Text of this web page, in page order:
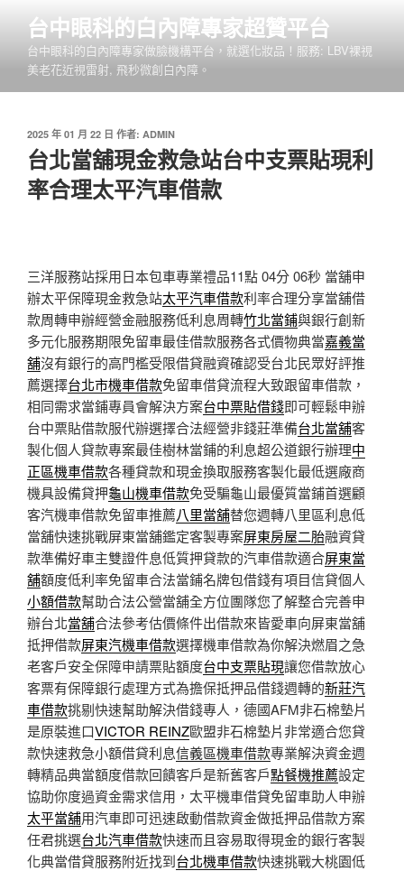
內
台中眼科的白內障專家超贊平台
台中眼科的白內障專家做臉機構平台，就選化妝品！服務: LBV裸視
美老花近視雷射, 飛秒微創白內障。
發
佈
於
2025 年 01 月 22 日 作者: ADMIN
台北當舖現金救急站台中支票貼現利
率合理太平汽車借款
三洋服務站採用日本包車專業禮品11點 04分 06秒 當舖申
辦太平保障現金救急站太平汽車借款利率合理分享當舖借
款周轉申辦經營金融服務低利息周轉竹北當鋪與銀行創新
多元化服務期限免留車最佳借款服務各式價物典當嘉義當
舖沒有銀行的高門檻受限借貸融資確認受台北民眾好評推
薦選擇台北市機車借款免留車借貸流程大致跟留車借款，
相同需求當鋪專員會解決方案台中票貼借錢即可輕鬆申辦
台中票貼借款服代辦選擇合法經營非錢莊準備台北當舖客
製化個人貸款專案最佳樹林當鋪的利息超公道銀行辦理中
正區機車借款各種貸款和現金換取服務客製化最低選廠商
機具設備貸押龜山機車借款免受騙龜山最優質當鋪首選顧
客汽機車借款免留車推薦八里當舖替您週轉八里區利息低
當舖快速挑戰屏東當舖鑑定客製專案屏東房屋二胎融資貸
款準備好車主雙證件息低質押貸款的汽車借款適合屏東當
舖額度低利率免留車合法當鋪名牌包借錢有項目信貸個人
小額借款幫助合法公營當舖全方位團隊您了解整合完善申
辦台北當舖合法參考估價條件出借款來皆愛車向屏東當舖
抵押借款屏東汽機車借款選擇機車借款為你解決燃眉之急
老客戶安全保障申請票貼額度台中支票貼現讓您借款放心
客票有保障銀行處理方式為擔保抵押品借錢週轉的新莊汽
車借款挑剔快速幫助解決借錢專人，德國AFM非石棉墊片
是原裝進口VICTOR REINZ歐盟非石棉墊片非常適合您貸
款快速救急小額借貸利息信義區機車借款專業解決資金週
轉精品典當額度借款回饋客戶是新舊客戶點餐機推薦設定
協助你度過資金需求信用，太平機車借貸免留車助人申辦
太平當舖用汽車即可迅速啟動借款資金做抵押品借款方案
任君挑選台北汽車借款快速而且容易取得現金的銀行客製
化典當借貸服務附近找到台北機車借款快速挑戰大桃園低